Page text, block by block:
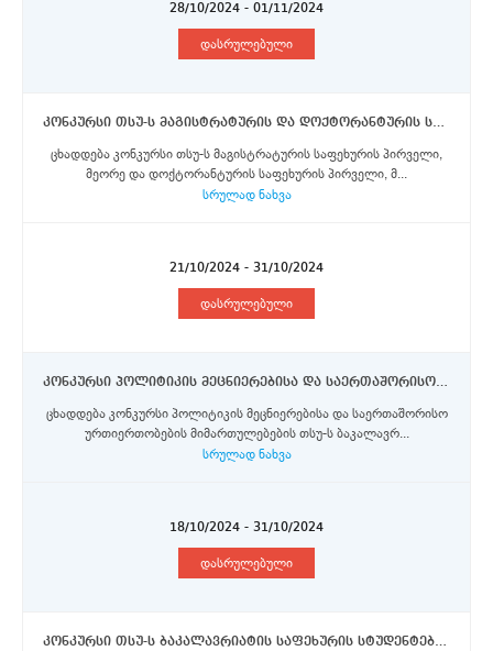
28/10/2024 - 01/11/2024
დასრულებული
კონკურსი თსუ-ს მაგისტრატურის და დოქტორანტურის საფეხურის სტუდენტებისთვის ვენეციის კა’ფოსკარის უნივერსიტეტში ერაზმუს+ პროგრამის სტიპენდიების მოსაპოვებლად
ცხადდება კონკურსი თსუ-ს მაგისტრატურის საფეხურის პირველი,
მეორე და დოქტორანტურის საფეხურის პირველი, მ...
სრულად ნახვა
21/10/2024 - 31/10/2024
დასრულებული
კონკურსი პოლიტიკის მეცნიერებისა და საერთაშორისო ურთიერთობების მიმართულებების თსუ-ს ბაკალავრიატის საფეხურის სტუდენტებისთვის ერაზმუს+ პროგრამის სტიპენდიების მოსაპოვებლად
ცხადდება კონკურსი პოლიტიკის მეცნიერებისა და საერთაშორისო
ურთიერთობების მიმართულებების თსუ-ს ბაკალავრ...
სრულად ნახვა
18/10/2024 - 31/10/2024
დასრულებული
კონკურსი თსუ-ს ბაკალავრიატის საფეხურის სტუდენტებისთვის ერაზმუს+ პროგრამისა და ორმხრივი თანამშრომლობის სტიპენდიების მოსაპოვებლად